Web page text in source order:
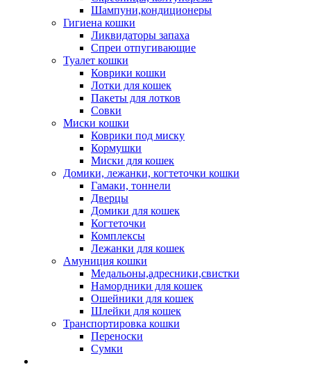
Шампуни,кондиционеры
Гигиена кошки
Ликвидаторы запаха
Спреи отпугивающие
Туалет кошки
Коврики кошки
Лотки для кошек
Пакеты для лотков
Совки
Миски кошки
Коврики под миску
Кормушки
Миски для кошек
Домики, лежанки, когтеточки кошки
Гамаки, тоннели
Дверцы
Домики для кошек
Когтеточки
Комплексы
Лежанки для кошек
Амуниция кошки
Медальоны,адресники,свистки
Намордники для кошек
Ошейники для кошек
Шлейки для кошек
Транспортировка кошки
Переноски
Сумки